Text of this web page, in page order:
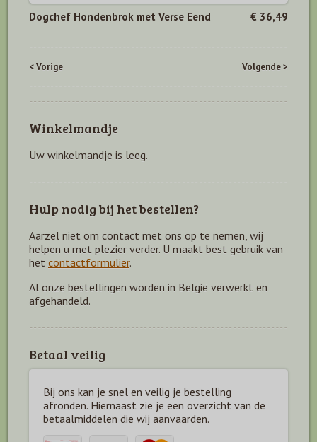
Dogchef Hondenbrok met Verse Eend € 36,49
< Vorige Volgende >
Winkelmandje
Uw winkelmandje is leeg.
Hulp nodig bij het bestellen?
Aarzel niet om contact met ons op te nemen, wij
helpen u met plezier verder. U maakt best gebruik van
het contactformulier.
Al onze bestellingen worden in België verwerkt en
afgehandeld.
Betaal veilig
Bij ons kan je snel en veilig je bestelling
afronden. Hiernaast zie je een overzicht van de
betaalmiddelen die wij aanvaarden.